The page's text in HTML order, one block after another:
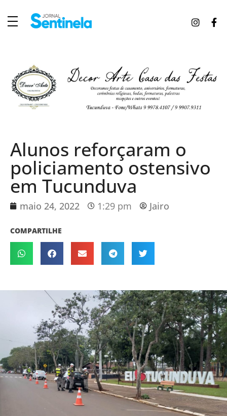
Alunos reforçaram o
policiamento ostensivo
em Tucunduva
maio 24, 2022 1:29 pm Jairo
COMPARTILHE